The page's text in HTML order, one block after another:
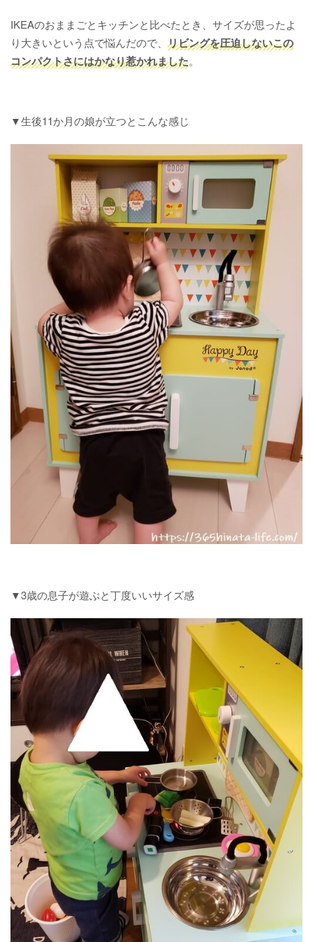
IKEAのおままごとキッチンと比べたとき、サイズが思ったよ
り大きいという点で悩んだので、 リビングを圧迫しないこの
コンパクトさにはかなり惹かれました。
▼生後11か月の娘が立つとこんな感じ
▼3歳の息子が遊ぶと丁度いいサイズ感